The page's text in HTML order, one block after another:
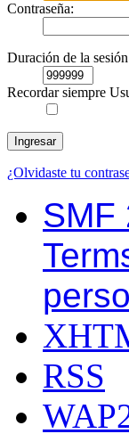
Contraseña:
Duración de la
Recordar siempre
¿Olvidaste tu
SMF
RSS